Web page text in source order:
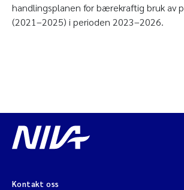
handlingsplanen for bærekraftig bruk av
(2021–2025) i perioden 2023–2026.
Kontakt oss